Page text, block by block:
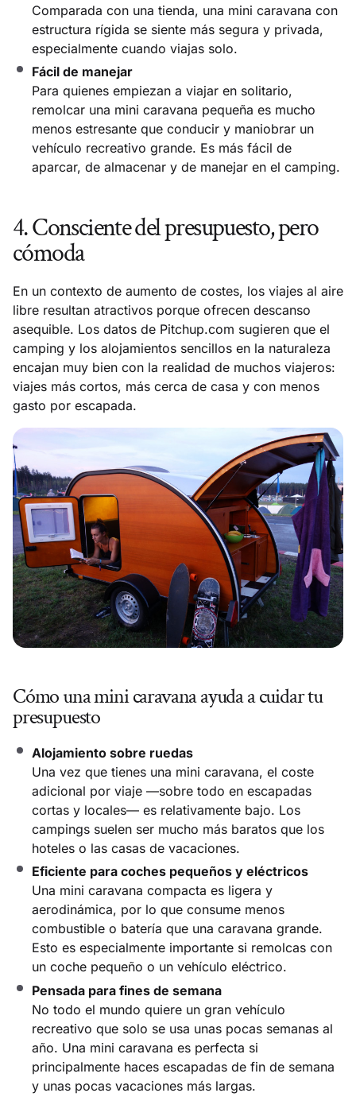
Comparada con una tienda, una mini caravana con
estructura rígida se siente más segura y privada,
especialmente cuando viajas solo.
Fácil de manejar
Para quienes empiezan a viajar en solitario,
remolcar una mini caravana pequeña es mucho
menos estresante que conducir y maniobrar un
vehículo recreativo grande. Es más fácil de
aparcar, de almacenar y de manejar en el camping.
4. Consciente del presupuesto, pero
cómoda
En un contexto de aumento de costes, los viajes al aire
libre resultan atractivos porque ofrecen descanso
asequible. Los datos de Pitchup.com sugieren que el
camping y los alojamientos sencillos en la naturaleza
encajan muy bien con la realidad de muchos viajeros:
viajes más cortos, más cerca de casa y con menos
gasto por escapada.
Cómo una mini caravana ayuda a cuidar tu
presupuesto
Alojamiento sobre ruedas
Una vez que tienes una mini caravana, el coste
adicional por viaje —sobre todo en escapadas
cortas y locales— es relativamente bajo. Los
campings suelen ser mucho más baratos que los
hoteles o las casas de vacaciones.
Eficiente para coches pequeños y eléctricos
Una mini caravana compacta es ligera y
aerodinámica, por lo que consume menos
combustible o batería que una caravana grande.
Esto es especialmente importante si remolcas con
un coche pequeño o un vehículo eléctrico.
Pensada para fines de semana
No todo el mundo quiere un gran vehículo
recreativo que solo se usa unas pocas semanas al
año. Una mini caravana es perfecta si
principalmente haces escapadas de fin de semana
y unas pocas vacaciones más largas.